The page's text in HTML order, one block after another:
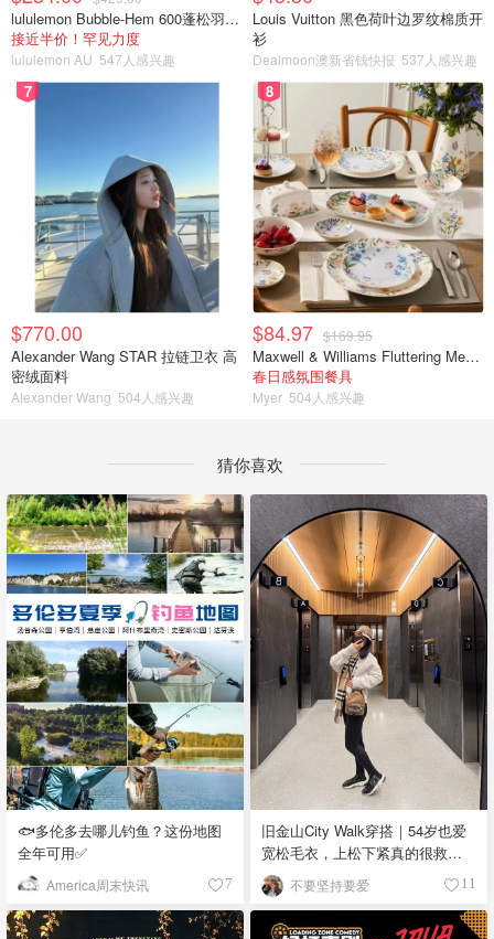
lululemon Bubble-Hem 600蓬松羽绒夹克
接近半价！罕见力度
lululemon AU 547人感兴趣
Louis Vuitton 黑色荷叶边罗纹棉质开
衫
Dealmoon澳新省钱快报 537人感兴趣
7
$770.00
Alexander Wang STAR 拉链卫衣 高
密绒面料
Alexander Wang 504人感兴趣
8
$84.97 $169.95
Maxwell & Williams Fluttering Meadow 12件餐具套装
春日感氛围餐具
Myer 504人感兴趣
猜你喜欢
🐟多伦多去哪儿钓鱼？这份地图
全年可用✅
America周末快讯 7
旧金山City Walk穿搭｜54岁也爱
宽松毛衣，上松下紧真的很救比
例
不要坚持要爱 11